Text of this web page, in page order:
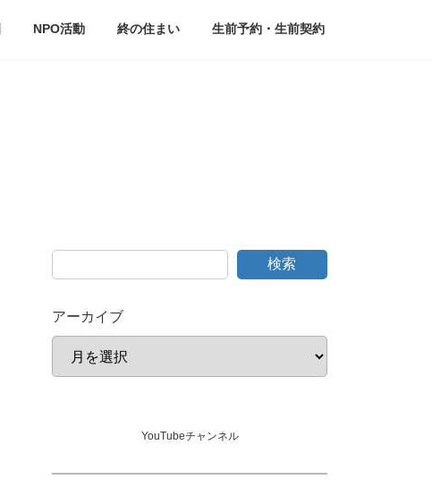
NPO活動 終の住まい 生前予約・生前契約
検索
アーカイブ
YouTubeチャンネル